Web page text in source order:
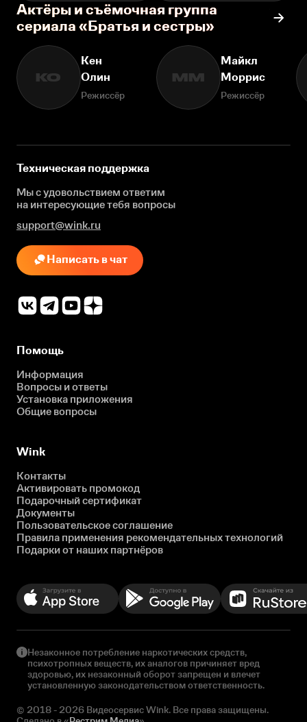
Актёры и съёмочная группа
сериала «Братья и сестры»
КО
Кен
Олин
Режиссёр
ММ
Майкл
Моррис
Режиссёр
Техническая поддержка
Мы с удовольствием ответим
на интересующиетебя вопросы
support@wink.ru
Написать в чат
Помощь
Информация
Вопросы и ответы
Установка приложения
Общие вопросы
Wink
Контакты
Активировать промокод
Подарочный сертификат
Документы
Пользовательское соглашение
Правила применения рекомендательных технологий
Подарки от наших партнёров
Незаконное потребление наркотических средств,
психотропных веществ, их аналогов причиняет вред
здоровью, их незаконный оборот запрещен и влечет
установленную законодательством ответственность.
© 2018 - 2026 Видеосервис Wink. Все права защищены.